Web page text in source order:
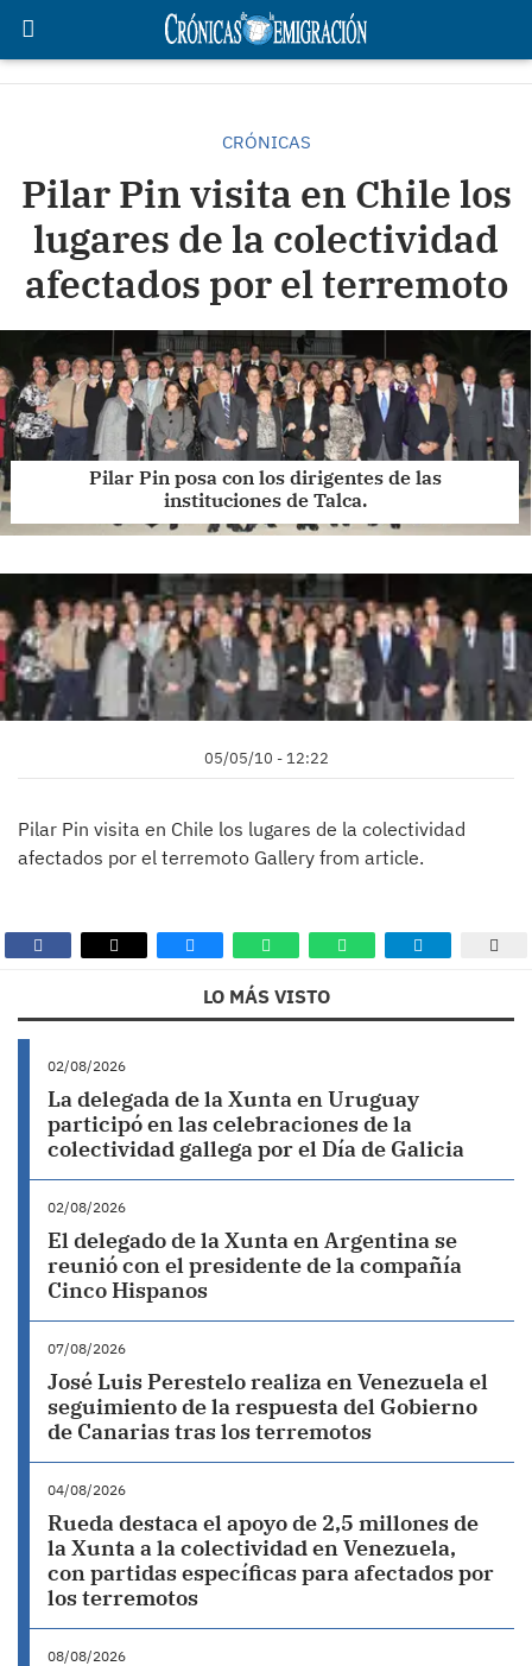
CRÓNICAS
Pilar Pin visita en Chile los
lugares de la colectividad
afectados por el terremoto
Pilar Pin posa con los dirigentes de las
instituciones de Talca.
05/05/10 - 12:22
Pilar Pin visita en Chile los lugares de la colectividad
afectados por el terremoto Gallery from article.
LO MÁS VISTO
02/08/2026
La delegada de la Xunta en Uruguay
participó en las celebraciones de la
colectividad gallega por el Día de Galicia
02/08/2026
El delegado de la Xunta en Argentina se
reunió con el presidente de la compañía
Cinco Hispanos
07/08/2026
José Luis Perestelo realiza en Venezuela el
seguimiento de la respuesta del Gobierno
de Canarias tras los terremotos
04/08/2026
Rueda destaca el apoyo de 2,5 millones de
la Xunta a la colectividad en Venezuela,
con partidas específicas para afectados por
los terremotos
08/08/2026